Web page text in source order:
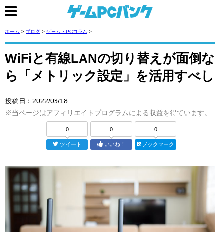
ホーム > ブログ > ゲーム・PCコラム >
WiFiと有線LANの切り替えが面倒な
ら「メトリック設定」を活用すべし
投稿日： 2022/03/18
※当ページはアフィリエイトプログラムによる収益を得ています。
0
ツイート
0
いいね！
0
ブックマーク